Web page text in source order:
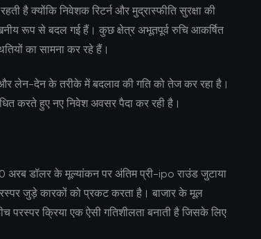
है क्योंकि निवेशक रिटर्न और मुद्रास्फीति सुरक्षा की
रूप से बदल गई हैं। कुछ क्षेत्र अभूतपूर्व रुचि आकर्षित
का सामना कर रहे हैं।
लेन-देन के तरीके में बदलाव की गति को तेज कर रहा है।
करते हुए नए निवेश अवसर पैदा कर रही है।
अरब डॉलर के मूल्यांकन पर अंतिम प्री-ipo राउंड जुटाया
जुड़े कारकों को प्रकट करता है। बाजार के मूल
परस्पर क्रिया एक ऐसी गतिशीलता बनाती है जिसके लिए